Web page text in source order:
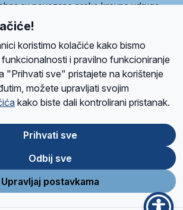
su povezane preko krovne udruge
obitelj utemeljilo je sedam članica, među
Radio Marija.
VolonteriPrijateljiKontaktPravila privatnosti
Google reCAPTCHA sustavom
Google
Play
koristimo kolačiće kako bismo
i pravilno funkcioniranje
"Prihvati sve" pristajete na korištenje
možete upravljati svojim
kako biste dali kontrolirani pristanak.
Prihvati sve
Odbij sve
Upravljaj postavkama